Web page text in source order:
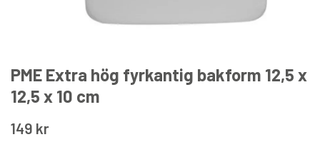
PME Extra hög fyrkantig bakform 12,5 x
12,5 x 10 cm
149 kr